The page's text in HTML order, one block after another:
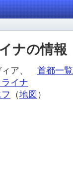
ナの情報
ィア、 首都一覧
イナ
（地図 ）